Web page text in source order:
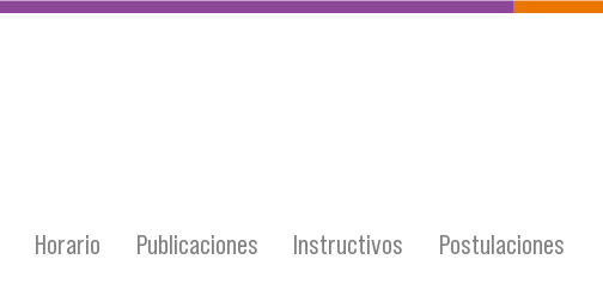
Horario Publicaciones Instructivos Postulaciones